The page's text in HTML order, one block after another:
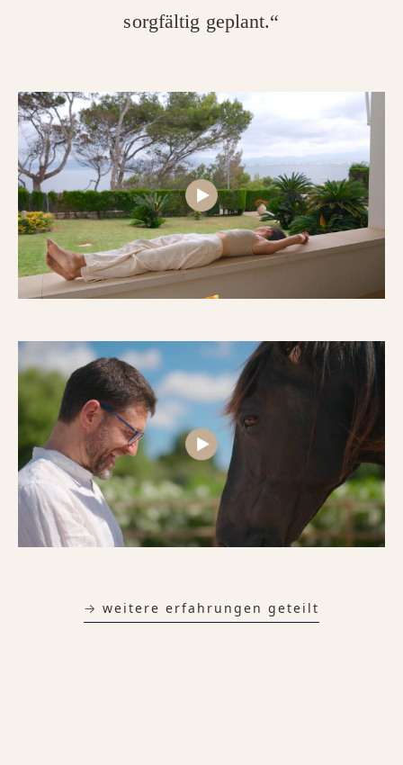
sorgfältig geplant.“
→ weitere erfahrungen geteilt